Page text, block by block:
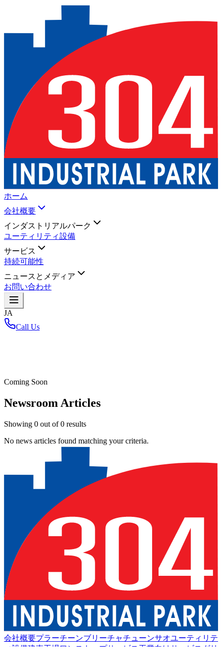
ホーム
会社概要
インダストリアルパーク
ユーティリティ設備
サービス
持続可能性
ニュースとメディア
お問い合わせ
JA
Call Us
Coming Soon
Newsroom Articles
Showing 0 out of0 results
No news articles found matching your criteria.
会社概要プラーチーンブリーチャチューンサオユーティリテ
ィ設備建売工場 ワンストップサービス 工業向けサービス グリ